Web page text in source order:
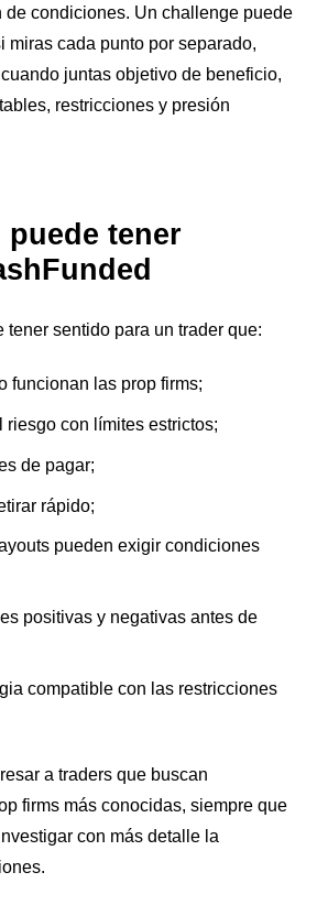
de condiciones. Un challenge puede
miras cada punto por separado,
juntas objetivo de beneficio,
restricciones y presión
puede tener
tener sentido para un trader que:
funcionan las prop firms;
riesgo con límites estrictos;
de pagar;
rápido;
pueden exigir condiciones
positivas y negativas antes de
compatible con las restricciones
a traders que buscan
firms más conocidas, siempre que
con más detalle la